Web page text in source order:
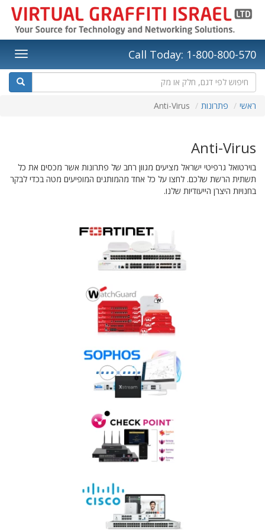
Call Today: 1-800-800-570
ראשי פתרונות Anti-Virus
Anti-Virus
בוירטואל גרפיטי ישראל מציעים מגוון רחב של פתרונות אשר מכסים את כל
תשתית הרשת שלכם. לחצו על כל אחד מהמותגים המופיעים מטה בכדי לבקר
בחנויות היצרן הייעודיות שלנו.